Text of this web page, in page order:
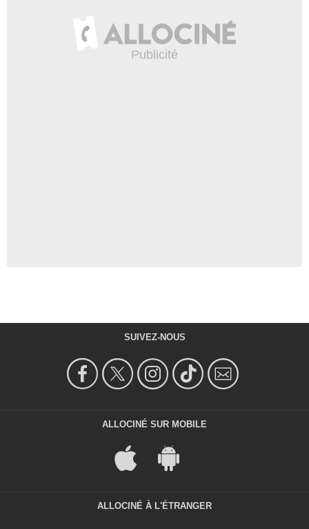
SUIVEZ-NOUS
ALLOCINÉ SUR MOBILE
ALLOCINÉ À L'ÉTRANGER